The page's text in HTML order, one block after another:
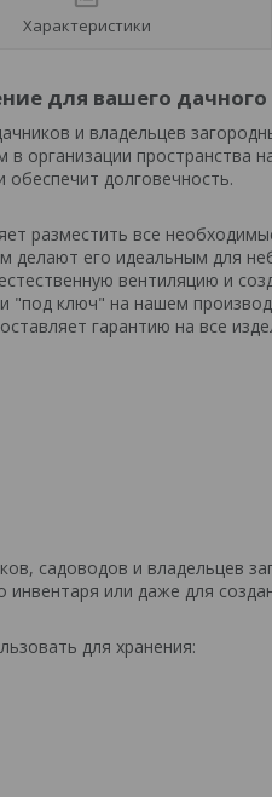
Характеристики
для вашего дачного
и владельцев
организации пространства
обеспечит долговечность.
разместить все
его идеальным для
вентиляцию и
ключ" на нашем
гарантию на все
садоводов и владельцев
или даже для
для хранения: